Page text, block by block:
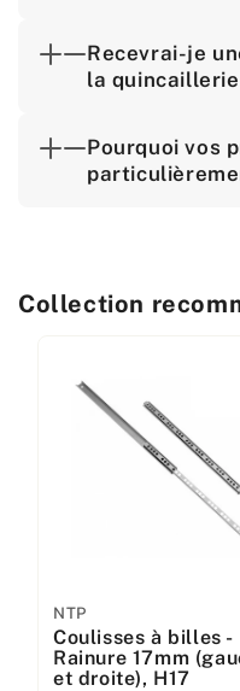
Recevrai-je
la
Pourquoi vos
Collection
Fabricant
:
NTP
Coulisses à billes -
Rainure 17mm
et droite), H17